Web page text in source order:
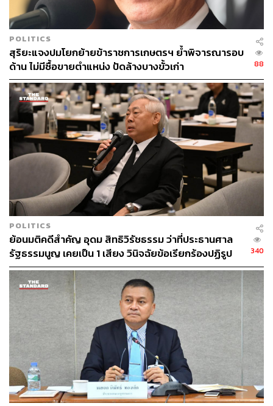
POLITICS
สุริยะแจงปมโยกย้ายข้าราชการเกษตรฯ ย้ำพิจารณารอบ
ด้าน ไม่มีซื้อขายตำแหน่ง ปัดล้างบางขั้วเก่า
88
POLITICS
ย้อนมติคดีสำคัญ อุดม สิทธิวิรัชธรรม ว่าที่ประธานศาล
รัฐธรรมนูญ เคยเป็น 1 เสียง วินิจฉัยข้อเรียกร้องปฏิรูป
สถาบันฯ ไม่เข้าข่ายล้มล้าง
340